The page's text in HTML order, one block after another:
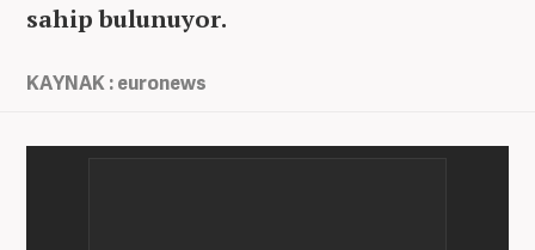
sahip bulunuyor.
KAYNAK : euronews